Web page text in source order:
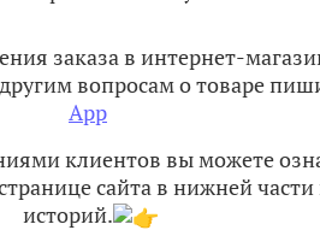
заказа в интернет-
вопросам о товаре
App
клиентов вы можете
сайта в нижней части
историй.